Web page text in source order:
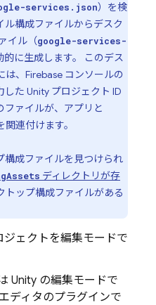
services.json）を検
ル構成ファイルからデスク
イル（google-services-
的に生成します。 このデス
、 Firebase コンソールの
た Unity プロジェクト ID
ファイルが、アプリと
連付けます。
構成ファイルを見つけられ
ディレクトリが存
トップ構成ファイルがある
ジェクトを編集モードで
Unity の編集モードで
ディタのプラグインで